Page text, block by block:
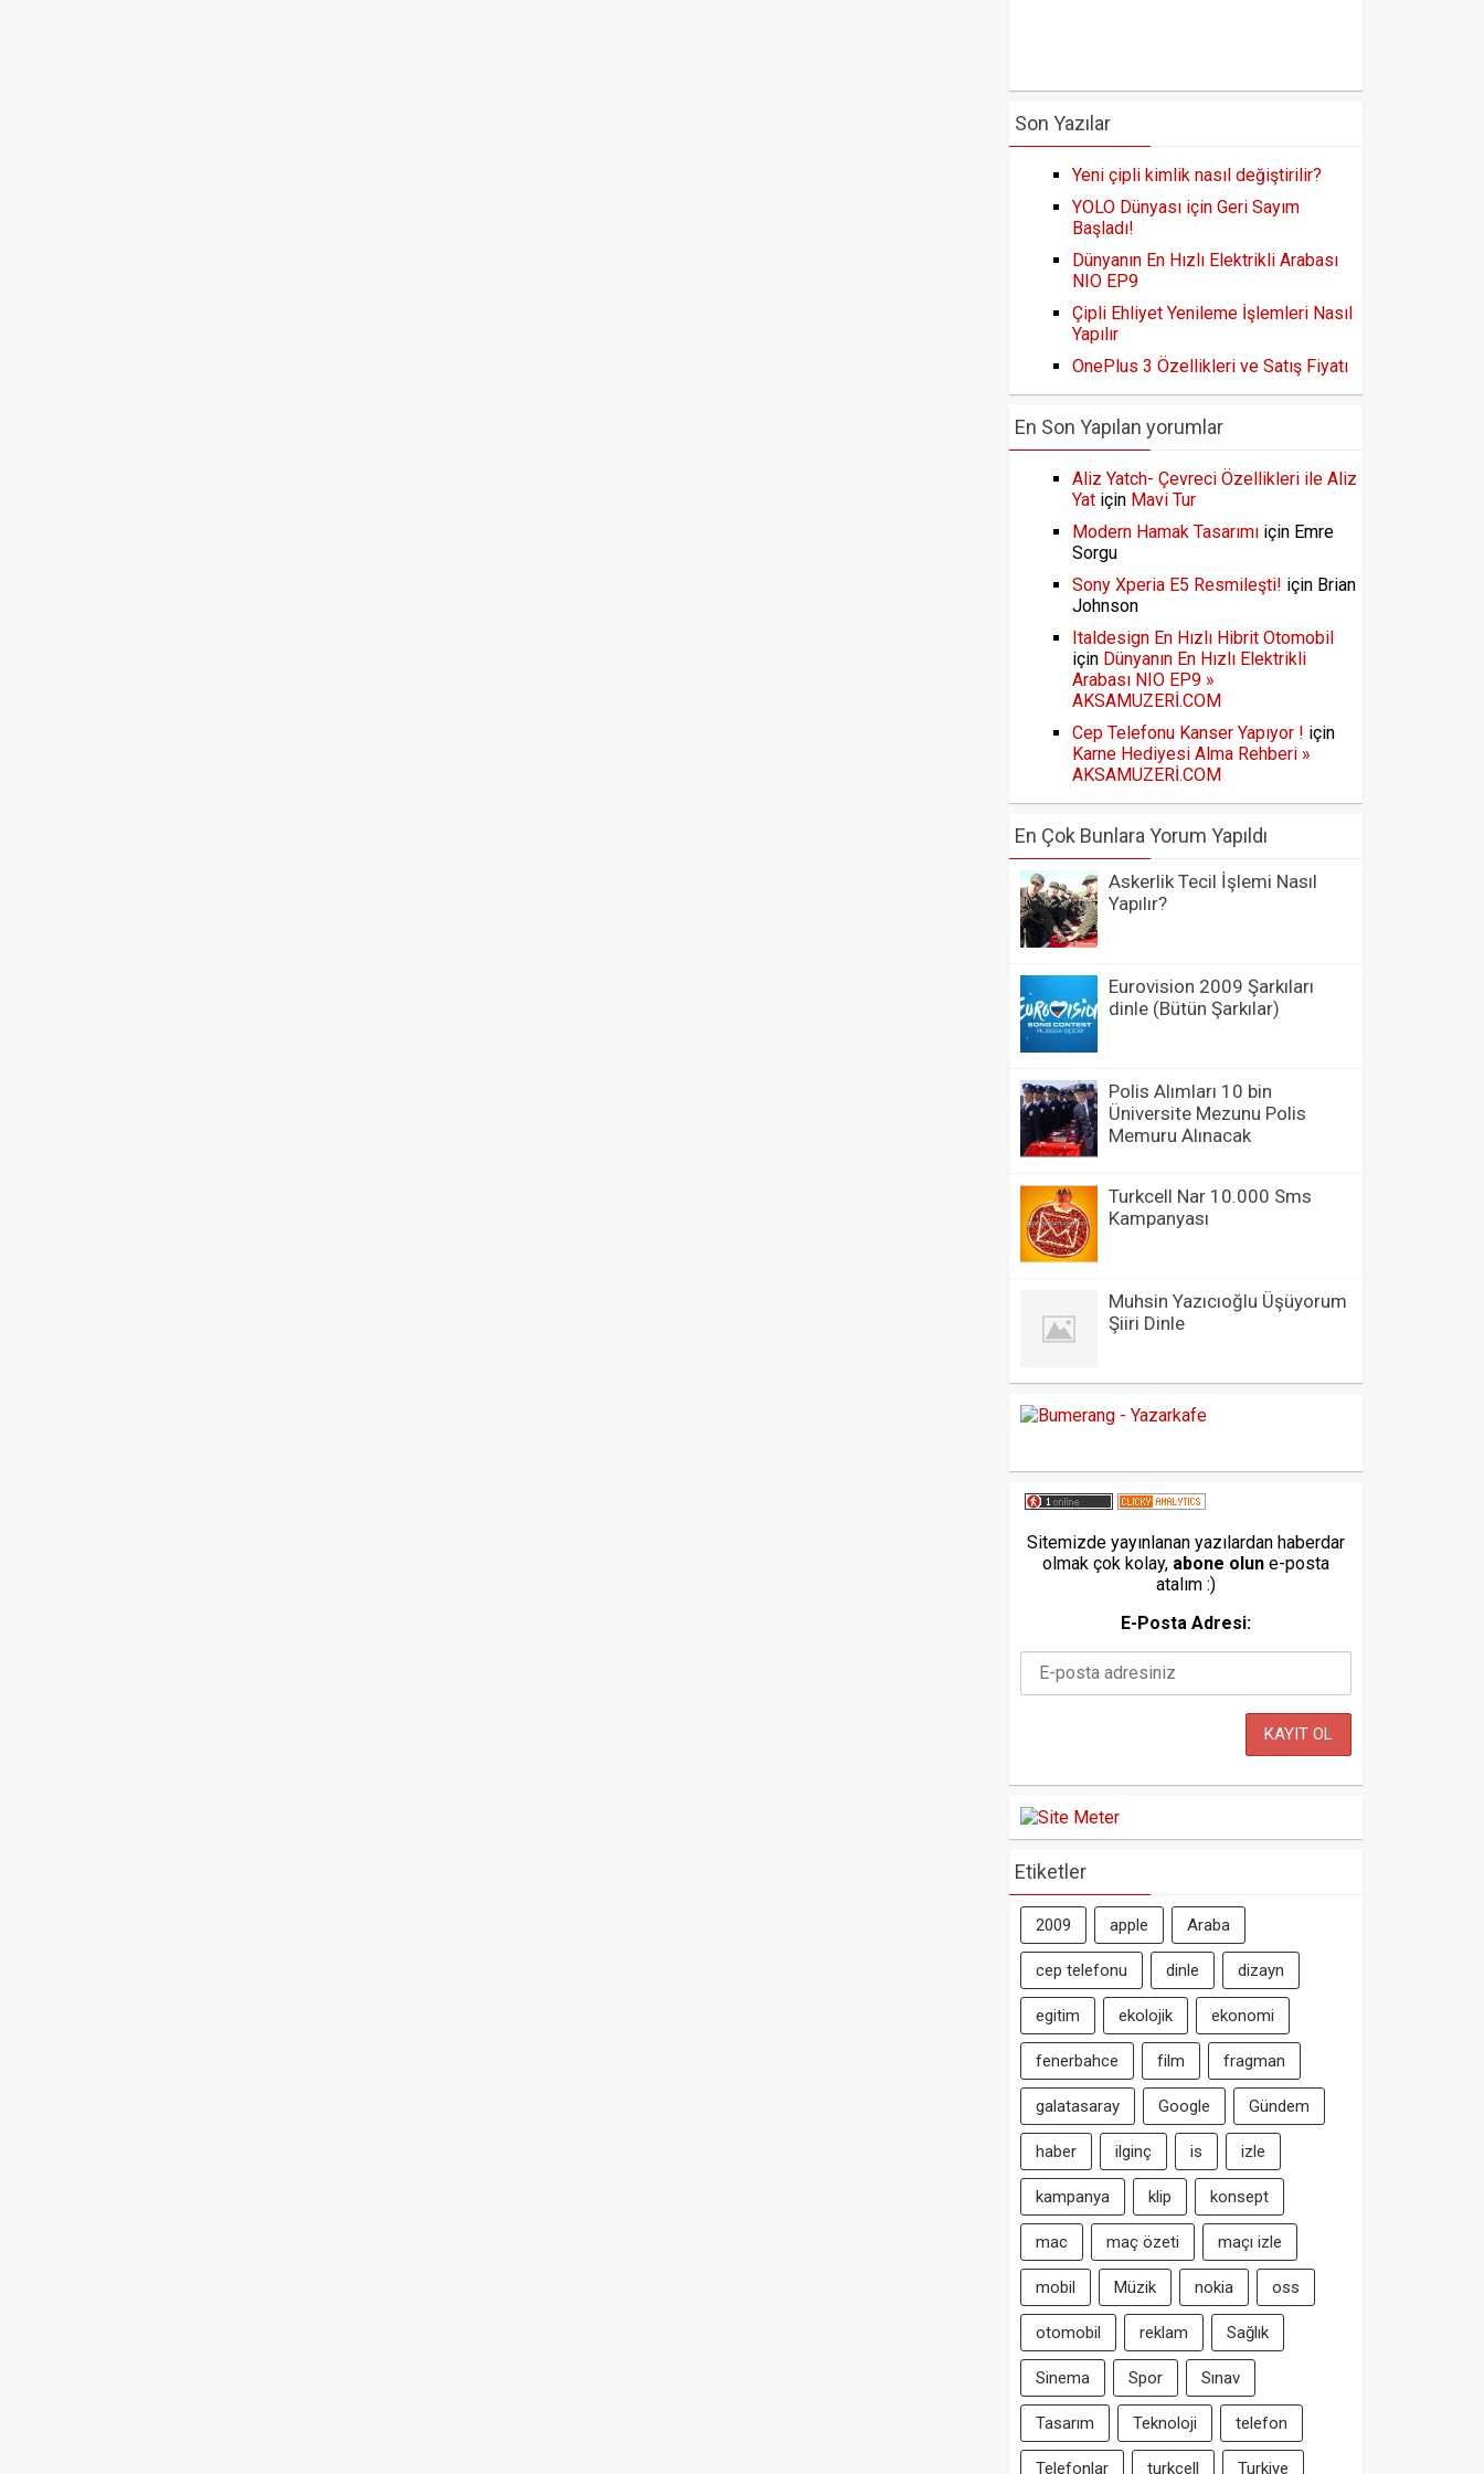
Son Yazılar
Yeni çipli kimlik nasıl değiştirilir?
YOLO Dünyası için Geri Sayım
Başladı!
Dünyanın En Hızlı Elektrikli Arabası
NIO EP9
Çipli Ehliyet Yenileme İşlemleri Nasıl
Yapılır
OnePlus 3 Özellikleri ve Satış Fiyatı
En Son Yapılan yorumlar
Aliz Yatch- Çevreci Özellikleri ile Aliz
Yat için Mavi Tur
Modern Hamak Tasarımı için Emre
Sorgu
Sony Xperia E5 Resmileşti! için Brian
Johnson
Italdesign En Hızlı Hibrit Otomobil
için Dünyanın En Hızlı Elektrikli
Arabası NIO EP9 »
AKSAMUZERİ.COM
Cep Telefonu Kanser Yapıyor ! için
Karne Hediyesi Alma Rehberi »
AKSAMUZERİ.COM
En Çok Bunlara Yorum Yapıldı
Askerlik Tecil İşlemi Nasıl
Yapılır?
Eurovision 2009 Şarkıları
dinle (Bütün Şarkılar)
Polis Alımları 10 bin
Üniversite Mezunu Polis
Memuru Alınacak
Turkcell Nar 10.000 Sms
Kampanyası
Muhsin Yazıcıoğlu Üşüyorum
Şiiri Dinle
Sitemizde yayınlanan yazılardan haberdar
olmak çok kolay, abone olun e-posta
atalım :)
E-Posta Adresi:
Etiketler
2009 apple Araba
cep telefonu dinle dizayn
egitim ekolojik ekonomi
fenerbahce film fragman
galatasaray Google Gündem
haber ilginç is izle
kampanya klip konsept
mac maç özeti maçı izle
mobil Müzik nokia oss
otomobil reklam Sağlık
Sinema Spor Sınav
Tasarım Teknoloji telefon
Telefonlar turkcell Turkiye